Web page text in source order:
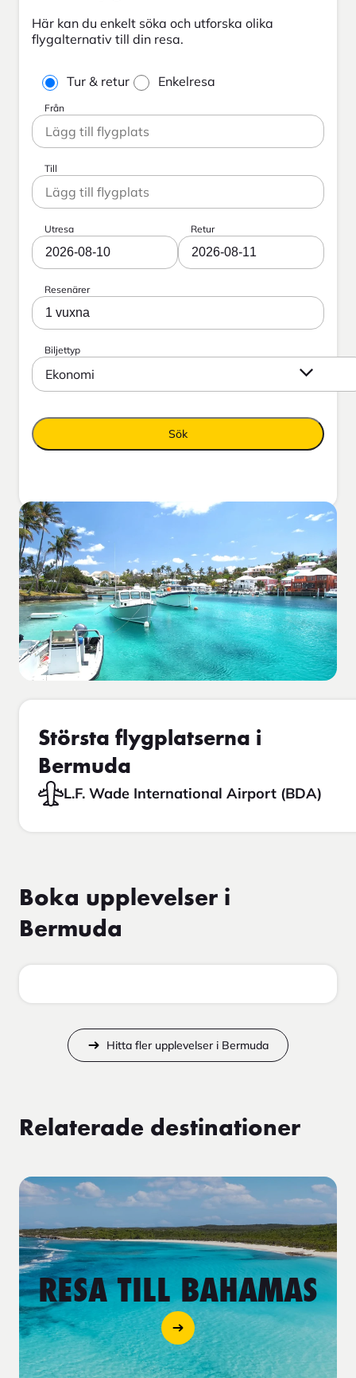
Här kan du enkelt söka och utforska olika
flygalternativ till din resa.
Tur & retur Enkelresa
Från
Till
Utresa
2026-08-10
Retur
2026-08-11
Resenärer
1 vuxna
Biljettyp
Ekonomi
Sök
Största flygplatserna i
Bermuda
L.F. Wade International Airport (BDA)
Boka upplevelser i
Bermuda
Hitta fler upplevelser i Bermuda
Relaterade destinationer
RESA TILL BAHAMAS